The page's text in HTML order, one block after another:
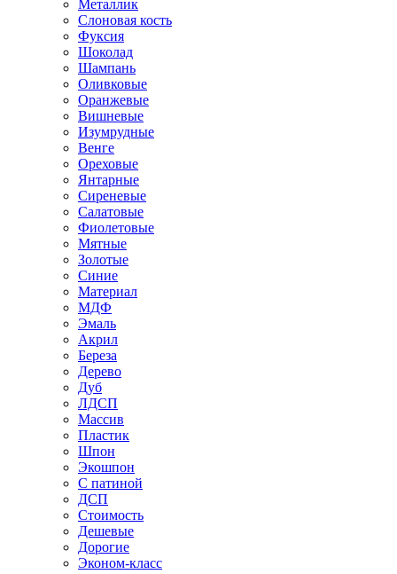
Металлик
Слоновая кость
Фуксия
Шоколад
Шампань
Оливковые
Оранжевые
Вишневые
Изумрудные
Венге
Ореховые
Янтарные
Сиреневые
Салатовые
Фиолетовые
Мятные
Золотые
Синие
Материал
МДФ
Эмаль
Акрил
Береза
Дерево
Дуб
ЛДСП
Массив
Пластик
Шпон
Экошпон
С патиной
ДСП
Стоимость
Дешевые
Дорогие
Эконом-класс